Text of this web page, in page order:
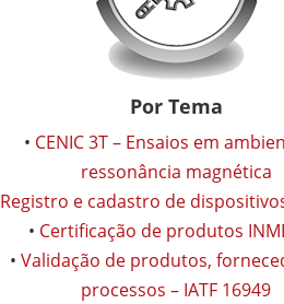
Por Tema
• CENIC 3T – Ensaios em
ressonância magnética
Registro e cadastro de
• Certificação de produtos
•Validação de produtos,
processos – IATF 16949